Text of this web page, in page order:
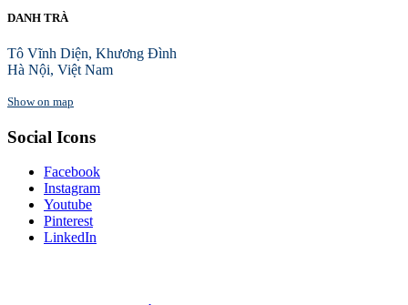
DANH TRÀ
Tô Vĩnh Diện, Khương Đình
Hà Nội, Việt Nam
Show on map
Social Icons
Facebook
Instagram
Youtube
Pinterest
LinkedIn